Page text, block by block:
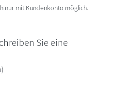
nur mit Kundenkonto möglich.
Sie eine